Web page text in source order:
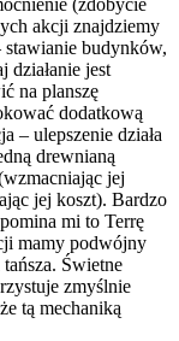
akcji znajdziemy
stawianie budynków,
działanie jest
na planszę
dodatkową
– ulepszenie działa
drewnianą
jej
jej koszt). Bardzo
mi to Terrę
mamy podwójny
Świetne
zmyślnie
tą mechaniką